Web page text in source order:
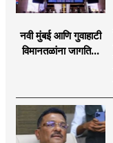
नवी मुंबई आणि गुवाहाटी
विमानतळांना जागतिक